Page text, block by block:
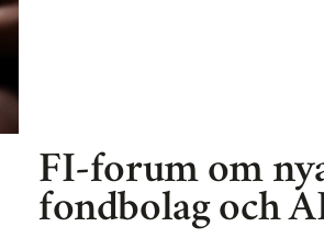
FI-forum om
fondbolag och